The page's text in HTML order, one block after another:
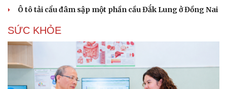
Săn Tour
Đọc truyện đêm khuya
Cửa sổ tình yêu
Ô tô tải cẩu đâm sập một phần cầu Đắk Lung ở Đồng Nai
SỨC KHỎE